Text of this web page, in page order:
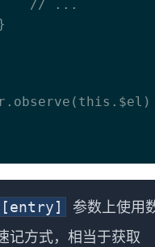
[entry]
参数上使用
记方式，相当于获取